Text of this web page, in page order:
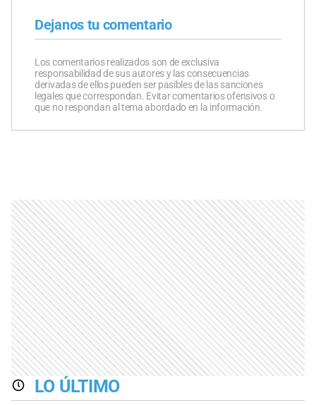
Dejanos tu comentario
Los comentarios realizados son de exclusiva
responsabilidad de sus autores y las consecuencias
derivadas de ellos pueden ser pasibles de las sanciones
legales que correspondan. Evitar comentarios ofensivos o
que no respondan al tema abordado en la información.
LO ÚLTIMO